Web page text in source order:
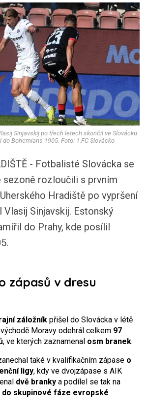
Sinjavskij po třech letech skončil ve Slovácku
Bohemians 1905. Foto: 1.FC Slovácko
- Fotbalisté Slovácka se
sezoně rozloučili s prvním
Hradiště po vypršení
Sinjavskij. Estonský
do Prahy, kde posílil
zápasů v dresu
záložník přišel do Slovácka v létě
Moravy odehrál celkem 97
, ve kterých zaznamenal osm branek.
také v kvalifikačním zápase o
ligy, kdy ve dvojzápase s AIK
dvě branky a podílel se tak na
do skupinové fáze evropské